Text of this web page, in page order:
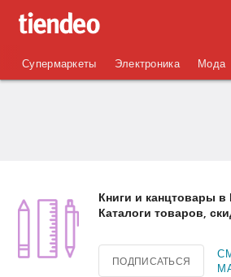
Супермаркеты Электроника Мода
Книги и канцтовары
Каталоги товаров,
ПОДПИСАТЬСЯ